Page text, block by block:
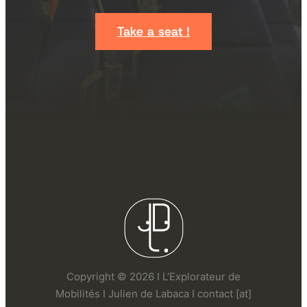
Take a seat !
Copyright © 2026 I L’Explorateur de
Mobilités I Julien de Labaca I contact [at]